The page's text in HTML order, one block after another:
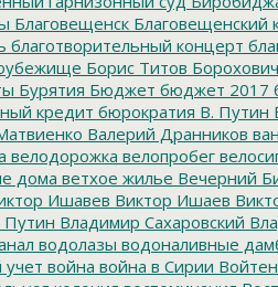
Благовещенск Благовещенский
благотворительный концерт
Борис Титов Борохович
Бурятия Бюджет бюджет 2017
кредит бюрократия В. Путин
Валерий Дранников
велодорожка велопробег
дома ветхое жилье Вечерний
Ишавев Виктор Ишаев
Путин Владимир Сахаровский
водолазы водоналивные
учет война война в Сирии